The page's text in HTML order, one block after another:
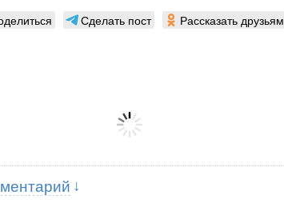
Сделать пост Рассказать друзьям